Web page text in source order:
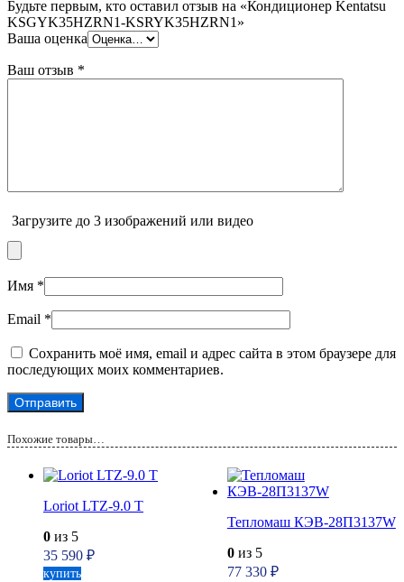
Будьте первым, кто оставил отзыв на «Кондиционер Kentatsu
KSGYK35HZRN1-KSRYK35HZRN1»
Ваша оценка
Ваш отзыв *
Загрузите до 3 изображений или видео
Имя *
Email *
Сохранить моё имя, email и адрес сайта в этом браузере для
последующих моих комментариев.
Похожие товары…
Loriot LTZ-9.0 T
0 из 5
35 590 ₽
купить
Тепломаш КЭВ-28П3137W
0из 5
77 330 ₽